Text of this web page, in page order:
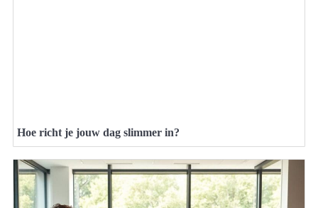
Hoe richt je jouw dag slimmer in?